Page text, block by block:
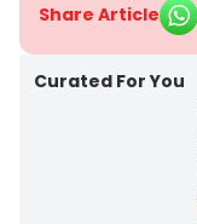
Share Article
Curated For You